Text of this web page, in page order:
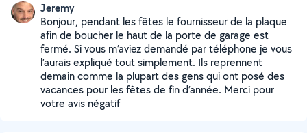
Jeremy
Bonjour, pendant les fêtes le fournisseur de la plaque
afin de boucher le haut de la porte de garage est
fermé. Si vous m’aviez demandé par téléphone je vous
l’aurais expliqué tout simplement. Ils reprennent
demain comme la plupart des gens qui ont posé des
vacances pour les fêtes de fin d’année. Merci pour
votre avis négatif